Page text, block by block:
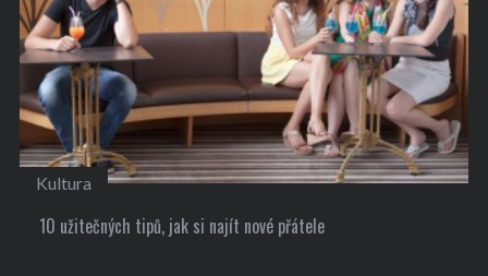
Kultura
10 užitečných tipů, jak si najít nové přátele